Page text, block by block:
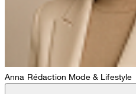
Anna Rédaction Mode & Lifestyle